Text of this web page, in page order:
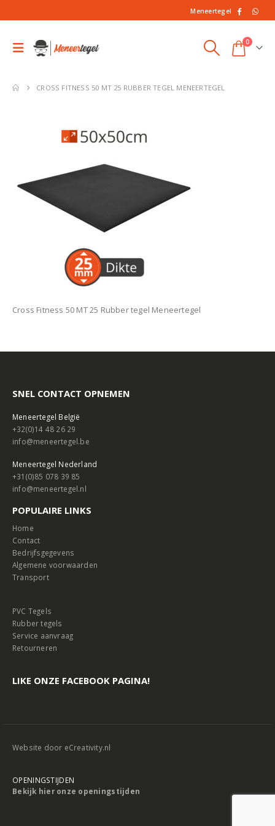
Meneertegel
0
CROSS FITNESS 50 MT 25 RUBBER TEGEL MENEERTEGEL
Cross Fitness 50 MT 25 Rubber tegel Meneertegel
SNEL CONTACT OPNEMEN
Meneertegel België
+32(0)14 48 26 29
info@meneertegel.be
Meneertegel Nederland
+31(0)85 078 39 85
info@meneertegel.nl
POPULAIRE LINKS
Home
Contact
Bedrijfsgegevens
Algemene voorwaarden
Transport
PVC Tegels
Rubber tegels
Service aanvraag
Retourneren
LIKE ONZE FACEBOOK PAGINA!
Website door eCreativity.nl
OPENINGSTIJDEN
Bekijk hier onze openingstijden